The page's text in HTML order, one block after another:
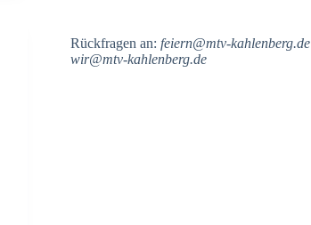
Rückfragen an:feiern@mtv-kahlenberg.de
wir@mtv-kahlenberg.de